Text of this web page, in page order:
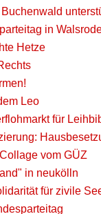
in
Hetze
Leo
für
vom GÜZ
in neukölln
für zivile